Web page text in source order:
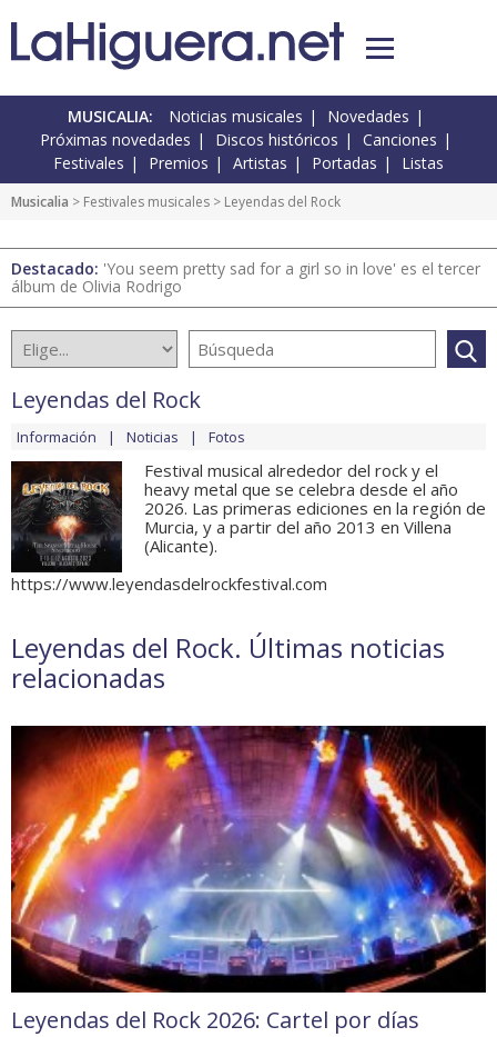
MUSICALIA: Noticias musicales
Novedades
Próximas novedades
Discos históricos
Canciones
Festivales
Premios Artistas Portadas Listas
Musicalia > Festivales musicales > Leyendas del Rock
Destacado: 'You seem pretty sad for a girl so in love' es el tercer
álbum de Olivia Rodrigo
Leyendas del Rock
Información Noticias Fotos
Festival musical alrededor del rock y el
heavy metal que se celebra desde el año
2026. Las primeras ediciones en la región de
Murcia, y a partir del año 2013 en Villena
(Alicante).
https://www.leyendasdelrockfestival.com
Leyendas del Rock. Últimas noticias
relacionadas
Leyendas del Rock 2026: Cartel por días